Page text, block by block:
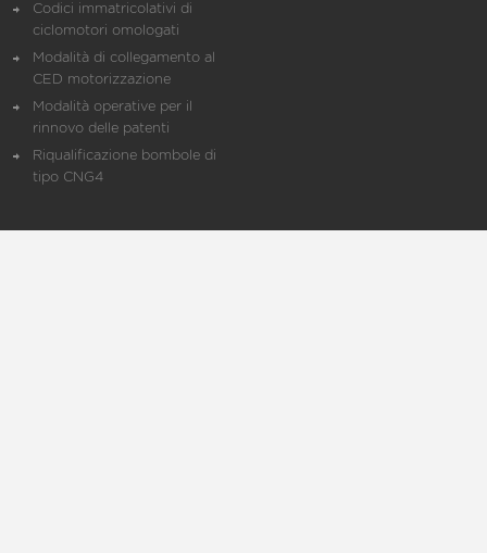
Codici immatricolativi di
ciclomotori omologati
Modalità di collegamento al
CED motorizzazione
Modalità operative per il
rinnovo delle patenti
Riqualificazione bombole di
tipo CNG4